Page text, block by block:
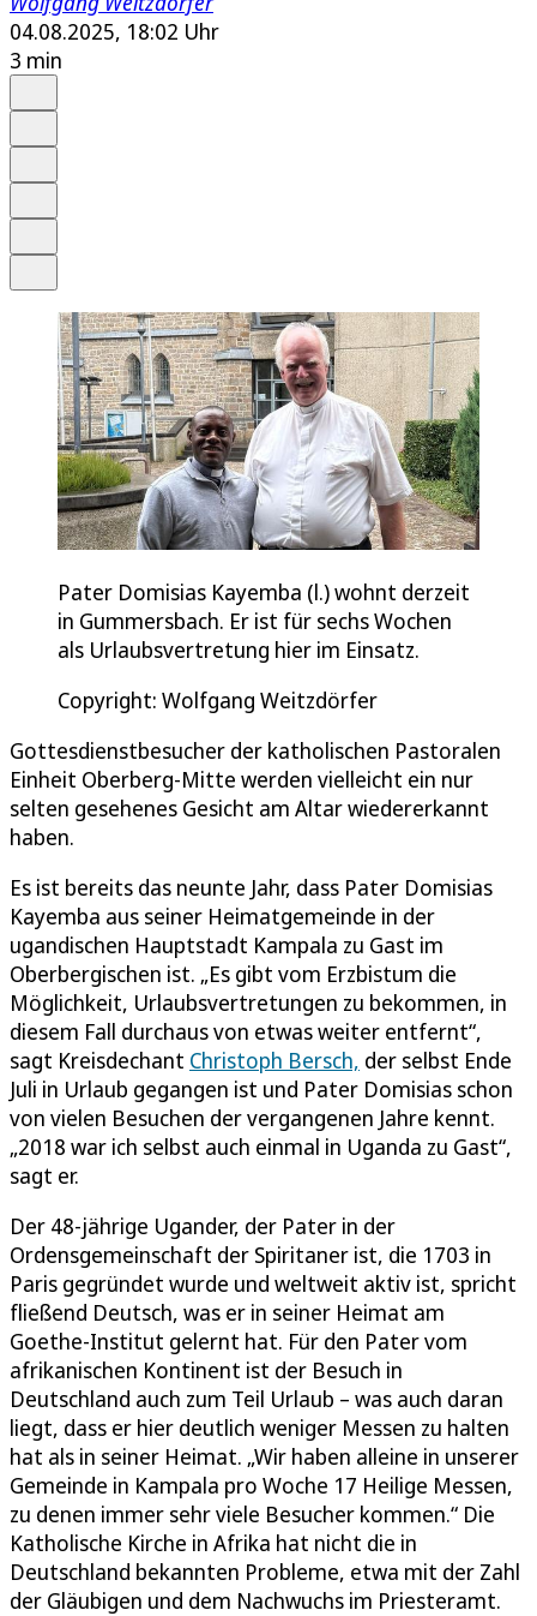
04.08.2025, 18:02 Uhr
3 min
Pater Domisias Kayemba (l.) wohnt derzeit
in Gummersbach. Er ist für sechs Wochen
als Urlaubsvertretung hier im Einsatz.
Copyright: Wolfgang Weitzdörfer
Gottesdienstbesucher der katholischen Pastoralen
Einheit Oberberg-Mitte werden vielleicht ein nur
selten gesehenes Gesicht am Altar wiedererkannt
haben.
Es ist bereits das neunte Jahr, dass Pater Domisias
Kayemba aus seiner Heimatgemeinde in der
ugandischen Hauptstadt Kampala zu Gast im
Oberbergischen ist. „Es gibt vom Erzbistum die
Möglichkeit, Urlaubsvertretungen zu bekommen, in
diesem Fall durchaus von etwas weiter entfernt“,
sagt Kreisdechant Christoph Bersch, der selbst Ende
Juli in Urlaub gegangen ist und Pater Domisias schon
von vielen Besuchen der vergangenen Jahre kennt.
„2018 war ich selbst auch einmal in Uganda zu Gast“,
sagt er.
Der 48-jährige Ugander, der Pater in der
Ordensgemeinschaft der Spiritaner ist, die 1703 in
Paris gegründet wurde und weltweit aktiv ist, spricht
fließend Deutsch, was er in seiner Heimat am
Goethe-Institut gelernt hat. Für den Pater vom
afrikanischen Kontinent ist der Besuch in
Deutschland auch zum Teil Urlaub – was auch daran
liegt, dass er hier deutlich weniger Messen zu halten
hat als in seiner Heimat. „Wir haben alleine in unserer
Gemeinde in Kampala pro Woche 17 Heilige Messen,
zu denen immer sehr viele Besucher kommen.“ Die
Katholische Kirche in Afrika hat nicht die in
Deutschland bekannten Probleme, etwa mit der Zahl
der Gläubigen und dem Nachwuchs im Priesteramt.